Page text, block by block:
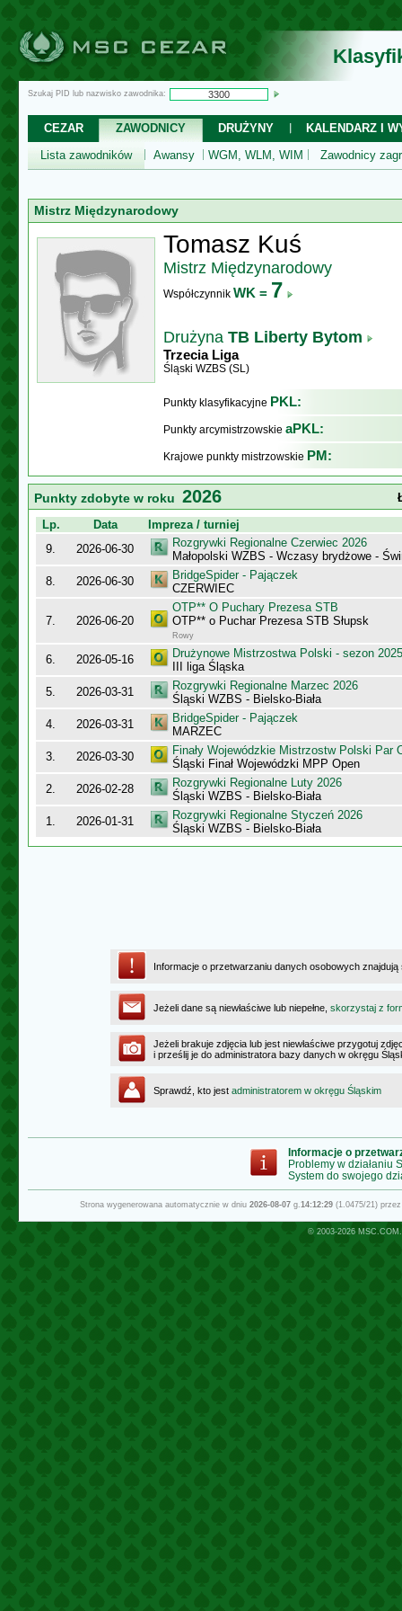
Szukaj PID lub nazwisko zawodnika:
CEZAR ZAWODNICY DRUŻYNY
KALENDARZ I
Lista zawodników
Awansy WGM, WLM, WIM Zawodnicy
Mistrz Międzynarodowy
Tomasz Kuś
Mistrz Międzynarodowy
Współczynnik WK = 7
Drużyna TB Liberty Bytom
Trzecia Liga
Śląski WZBS (SL)
Punkty klasyfikacyjne PKL:
Punkty arcymistrzowskie aPKL:
Krajowe punkty mistrzowskie PM:
Punkty zdobyte w roku 2026
Lp.
Data
Impreza / turniej
9.
2026-06-30
Rozgrywki Regionalne Czerwiec 2026
Małopolski WZBS - Wczasy brydżowe -
8.
2026-06-30
BridgeSpider - Pajączek
CZERWIEC
7. 2026-06-20
OTP** O Puchary Prezesa STB
OTP** o Puchar Prezesa STB Słupsk
Rowy
6. 2026-05-16
Drużynowe Mistrzostwa Polski - sezon
III liga Śląska
5.
2026-03-31
Rozgrywki Regionalne Marzec 2026
Śląski WZBS - Bielsko-Biała
4.
2026-03-31
BridgeSpider - Pajączek
MARZEC
3.
2026-03-30
Finały Wojewódzkie Mistrzostw Polski Par
Śląski Finał Wojewódzki MPP Open
2.
2026-02-28
Rozgrywki Regionalne Luty 2026
Śląski WZBS - Bielsko-Biała
1.
2026-01-31
Rozgrywki Regionalne Styczeń 2026
Śląski WZBS - Bielsko-Biała
Informacje o przetwarzaniu danych osobowych
Jeżeli dane są niewłaściwe lub niepełne, skorzystaj z
Jeżeli brakuje zdjęcia lub jest niewłaściwe przygotuj
i prześlij je do administratora bazy danych w okręgu
Sprawdź, kto jest administratorem w okręgu Śląskim
Informacje o
Problemy w działaniu
System do swojego
Strona wygenerowana automatycznie w dniu 2026-08-07g.14:12:29(1.0475/21)
© 2003-2026